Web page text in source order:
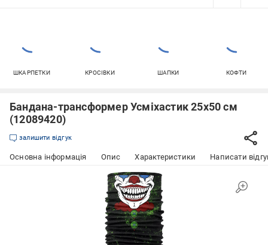
ШКАРПЕТКИ КРОСІВКИ ШАПКИ КОФТИ
Бандана-трансформер Усміхастик 25х50 см
(12089420)
залишити відгук
Основна інформація Опис Характеристики Написати